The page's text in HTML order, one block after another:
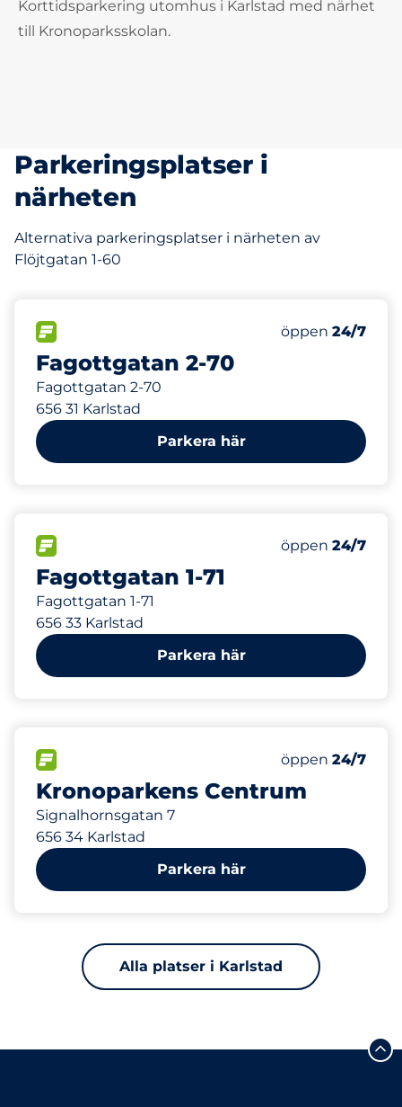
Korttidsparkering utomhus i Karlstad med närhet
till Kronoparksskolan.
Parkeringsplatser i
närheten
Alternativa parkeringsplatser i närheten av
Flöjtgatan 1-60
Fagottgatan 2-70
Fagottgatan 2-70
656 31 Karlstad
Antal
Totalt antal
Fredag
öppen 24/7
292 m
Parkera här
Fagottgatan 1-71
Fagottgatan 1-71
656 33 Karlstad
Antal
Totalt antal
Fredag
öppen 24/7
315 m
Parkera här
Kronoparkens Centrum
Signalhornsgatan 7
656 34 Karlstad
Antal
Totalt antal
Fredag
öppen 24/7
321 m
Parkera här
Alla platser i Karlstad